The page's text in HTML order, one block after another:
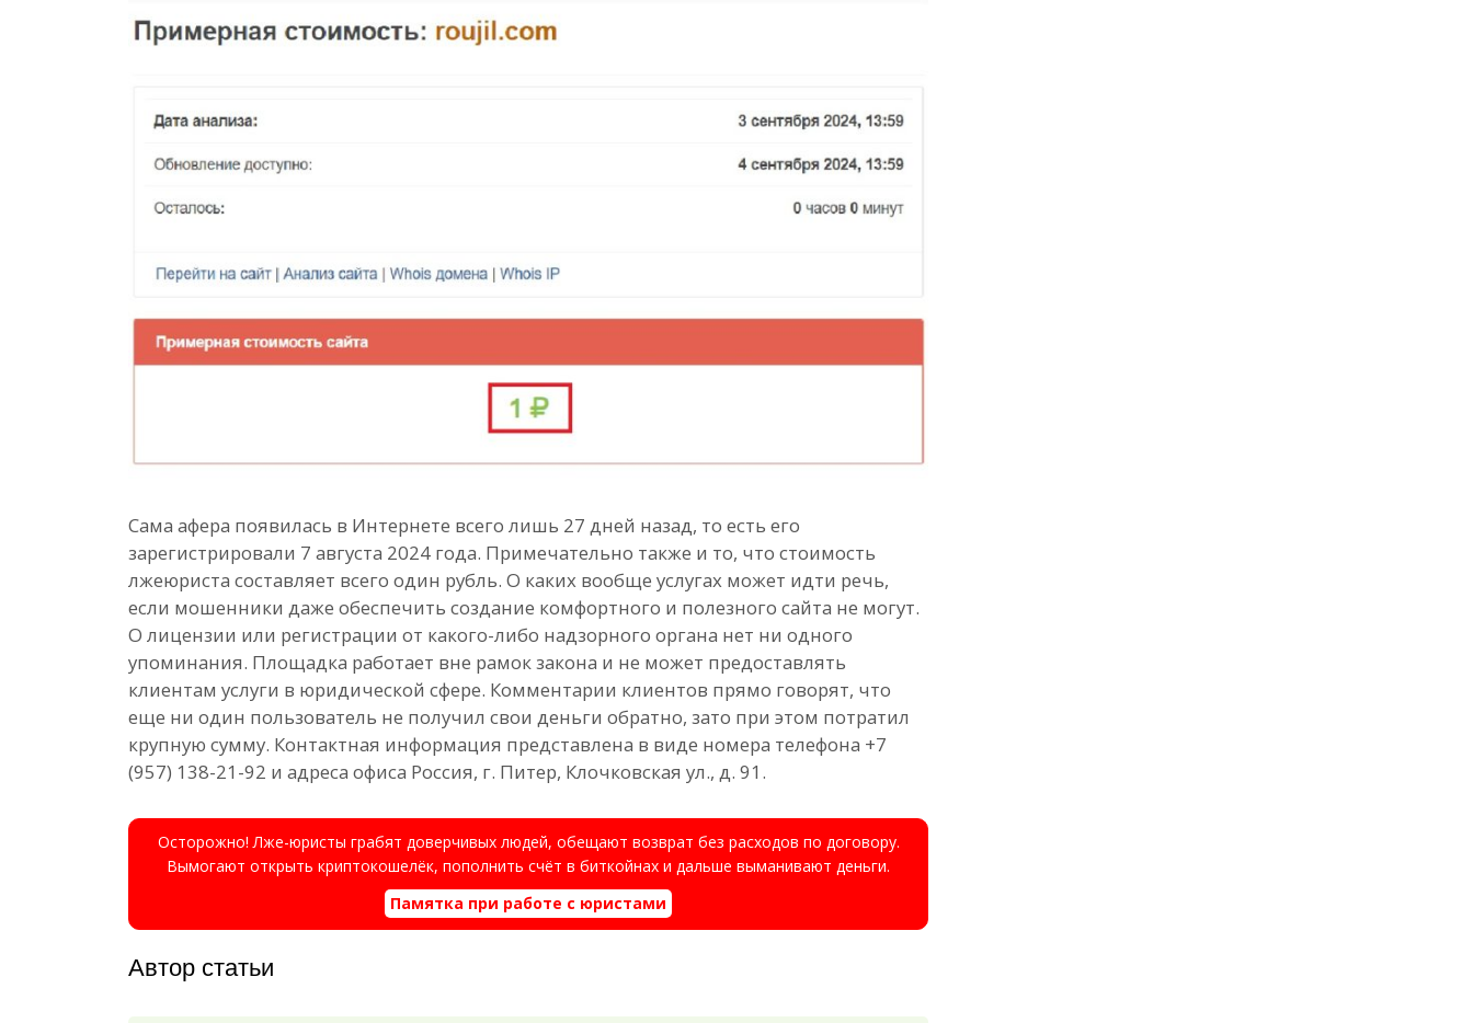
Сама афера появилась в Интернете всего лишь 27 дней назад, то есть его
зарегистрировали 7 августа 2024 года. Примечательно также и то, что стоимость
лжеюриста составляет всего один рубль. О каких вообще услугах может идти речь,
если мошенники даже обеспечить создание комфортного и полезного сайта не могут.
О лицензии или регистрации от какого-либо надзорного органа нет ни одного
упоминания. Площадка работает вне рамок закона и не может предоставлять
клиентам услуги в юридической сфере. Комментарии клиентов прямо говорят, что
еще ни один пользователь не получил свои деньги обратно, зато при этом потратил
крупную сумму. Контактная информация представлена в виде номера телефона +7
(957) 138-21-92 и адреса офиса Россия, г. Питер, Клочковская ул., д. 91.
Осторожно! Лже-юристы грабят доверчивых людей, обещают возврат без расходов по договору.
Вымогают открыть криптокошелёк, пополнить счёт в биткойнах и дальше выманивают деньги.
Памятка при работе с юристами
Автор статьи